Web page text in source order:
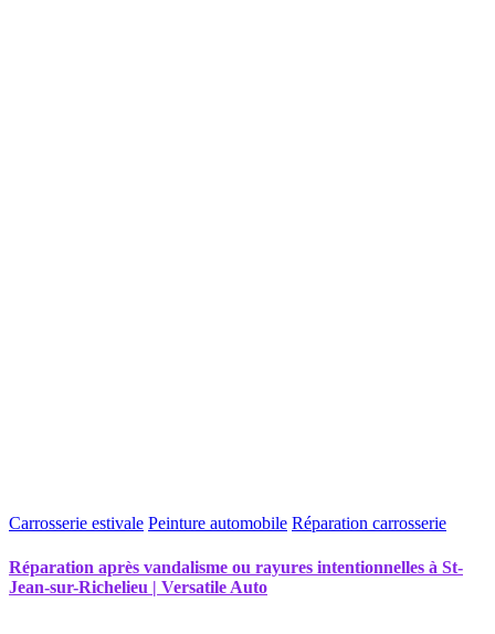
Carrosserie estivale Peinture automobile Réparation carrosserie
Réparation après vandalisme ou rayures intentionnelles à St-
Jean-sur-Richelieu | Versatile Auto